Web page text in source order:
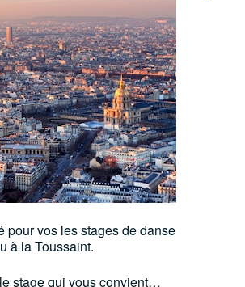
pour vos les stages de danse
à la Toussaint.
stage qui vous convient…